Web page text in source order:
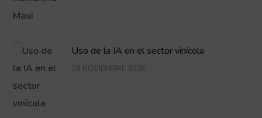
Uso de la IA en el sector vinícola
19 NOVIEMBRE 2025